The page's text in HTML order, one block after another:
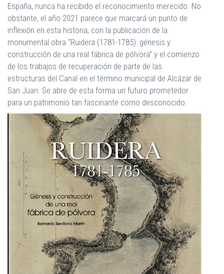
España, nunca ha recibido el reconocimiento merecido. No
obstante, el año 2021 parece que marcará un punto de
inflexión en esta historia, con la publicación de la
monumental obra “Ruidera (1781-1785): génesis y
construcción de una real fábrica de pólvora” y el comienzo
de los trabajos de recuperación de parte de las
estructuras del Canal en el término municipal de Alcázar de
San Juan. Se abre de esta forma un futuro prometedor
para un patrimonio tan fascinante como desconocido.